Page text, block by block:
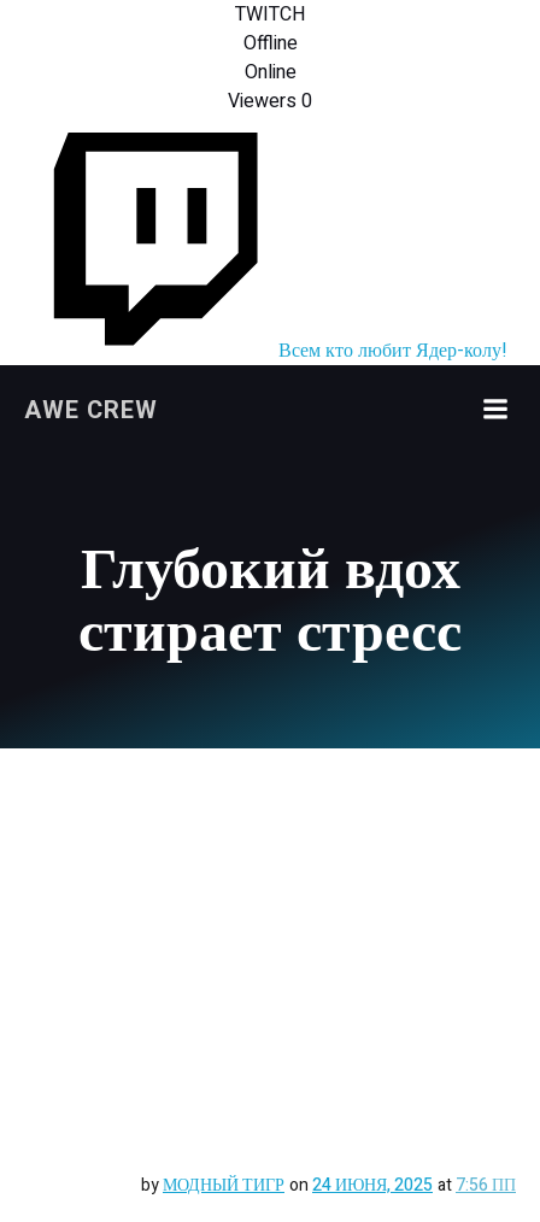
TWITCH
Offline
Online
Viewers0
Всем кто любит Ядер-колу!
AWE CREW
Глубокий вдох
стирает стресс
byМОДНЫЙ ТИГРon24 ИЮНЯ, 2025at7:56 ПП